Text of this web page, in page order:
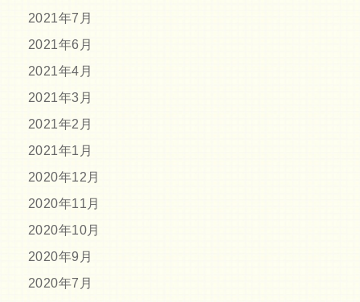
2021年7月
2021年6月
2021年4月
2021年3月
2021年2月
2021年1月
2020年12月
2020年11月
2020年10月
2020年9月
2020年7月